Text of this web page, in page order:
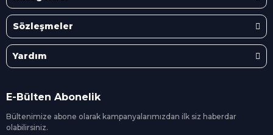
Sözleşmeler
Yardım
E-Bülten Abonelik
Bültenimize abone olarak kampanyalarımızdan ilk siz haberdar
olabilirsiniz.